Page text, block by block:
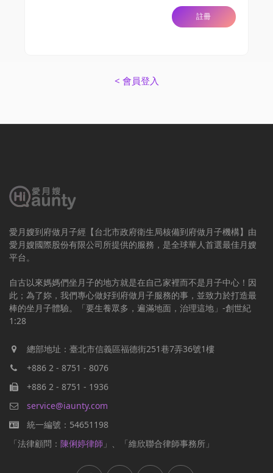
< 會員登入
愛月嫂到府做月子經【台北市政府衛生局核備到府做月子機構】由
愛月嫂國際股份有限公司所提供的服務，是全球華人首選最佳月嫂
平台。
自古以來媽媽們坐月子的地方就是在自己家裡而不是月子中心！因
此；為了妳，我們專心做好到府做月子服務的事，並致力於打造最
棒的坐月子體驗。「要生養眾多，遍滿地面，治理這地」-創世紀
1:28
總部地址：臺北市信義區福德街251巷7弄36號1樓
+886 2 - 8751 - 8076
+886 2 - 8751 - 1936
service@iaunty.com
統一編號：54651198
「法律顧問： 陳俐婷律師 」、「維欣聯合律師事務所」